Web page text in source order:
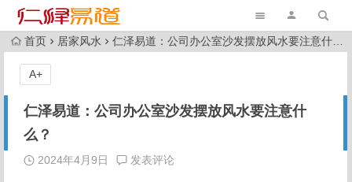
首页 居家风水 仁泽易道：公司办公室沙发摆放风水要注意什么？
仁泽易道：公司办公室沙发摆放风水要注意什
么？
2024年4月9日 发表评论
A+